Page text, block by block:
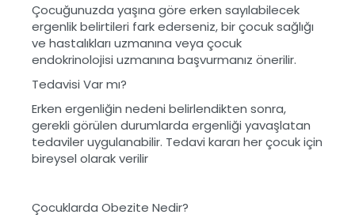
Çocuğunuzda yaşına göre erken sayılabilecek
ergenlik belirtileri fark ederseniz, bir çocuk sağlığı
ve hastalıkları uzmanına veya çocuk
endokrinolojisi uzmanına başvurmanız önerilir.
Tedavisi Var mı?
Erken ergenliğin nedeni belirlendikten sonra,
gerekli görülen durumlarda ergenliği yavaşlatan
tedaviler uygulanabilir. Tedavi kararı her çocuk için
bireysel olarak verilir
Çocuklarda Obezite Nedir?